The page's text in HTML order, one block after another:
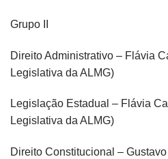
Grupo II
Direito Administrativo – Flávia
Legislativa da ALMG)
Legislação Estadual – Flávia
Legislativa da ALMG)
Direito Constitucional –